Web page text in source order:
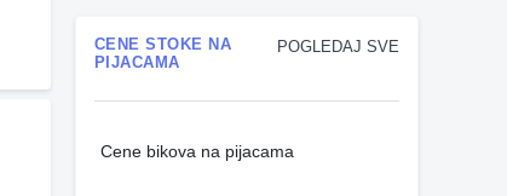
POGLEDAJ SVE
CENE STOKE NA
PIJACAMA
Cene bikova na pijacama